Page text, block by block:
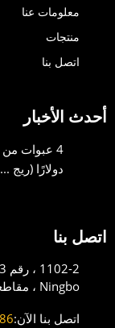
معلومات عنا
منتجات
اتصل بنا
أحدث الأخبار
دولارًا (ريج ...
اتصل بنا
Ningbo ، مقاطعة Zhejiang
اتصل بنا الآن: